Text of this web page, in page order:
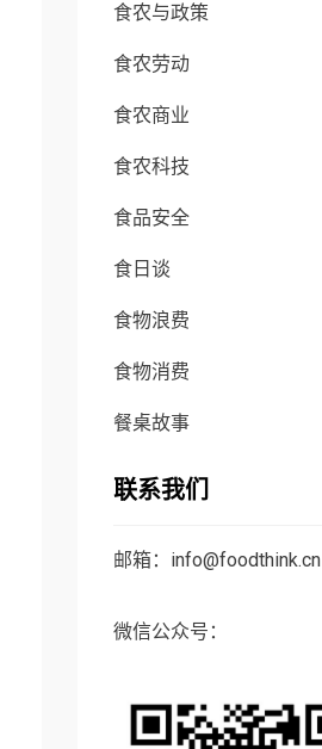
食农与政策
食农劳动
食农商业
食农科技
食品安全
食日谈
食物浪费
食物消费
餐桌故事
联系我们
邮箱：info@foodthink.cn
微信公众号：